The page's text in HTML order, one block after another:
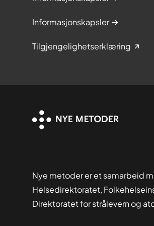
Informasjonskapsler
Tilgjengelighetserklæring
Nye metoder er et samarbeid
Helsedirektoratet,
Direktoratet for strålevern og